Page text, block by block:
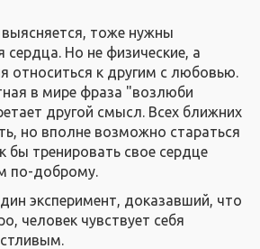
тоже нужны
сердца. Но не физические, а
относиться к другим с любовью.
в мире фраза "возлюби
другой смысл. Всех ближних
но вполне возможно стараться
бы тренировать свое сердце
по-доброму.
эксперимент, доказавший, что
человек чувствует себя